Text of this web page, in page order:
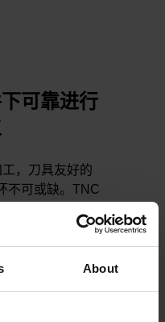
About
可靠进行
，刀具友好的
不可或缺。TNC
运动，可加工不
用内置的切削数
的切削参数。